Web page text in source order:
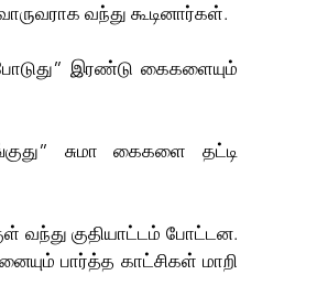
வந்து கூடினார்கள்.
இரண்டு கைகளையும்
சுமா கைகளை தட்டி
வந்து குதியாட்டம் போட்டன.
பார்த்த காட்சிகள் மாறி